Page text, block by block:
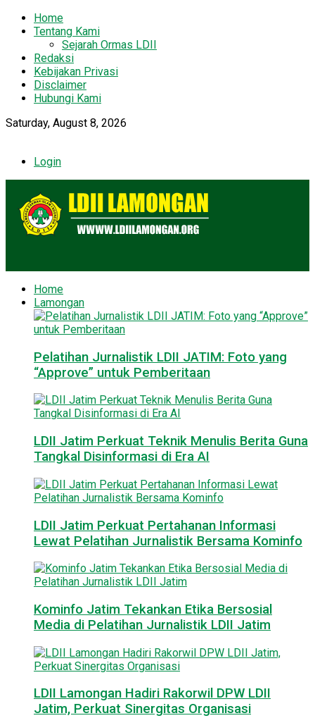
Home
Tentang Kami
Sejarah Ormas LDII
Redaksi
Kebijakan Privasi
Disclaimer
Hubungi Kami
Saturday, August 8, 2026
Login
Home
Lamongan
Pelatihan Jurnalistik LDII JATIM: Foto yang
“Approve” untuk Pemberitaan
LDII Jatim Perkuat Teknik Menulis Berita Guna
Tangkal Disinformasi di Era AI
LDII Jatim Perkuat Pertahanan Informasi
Lewat Pelatihan Jurnalistik Bersama Kominfo
Kominfo Jatim Tekankan Etika Bersosial
Media di Pelatihan Jurnalistik LDII Jatim
LDII Lamongan Hadiri Rakorwil DPW LDII
Jatim, Perkuat Sinergitas Organisasi